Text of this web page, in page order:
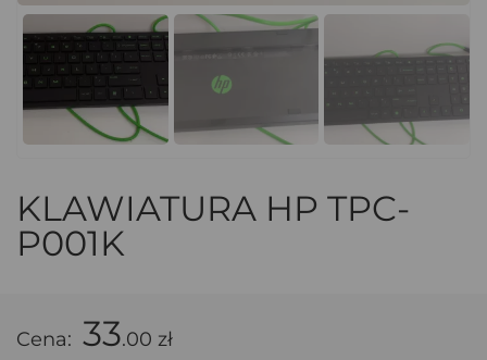
KLAWIATURA HP TPC-
P001K
Cena: 33.00 zł